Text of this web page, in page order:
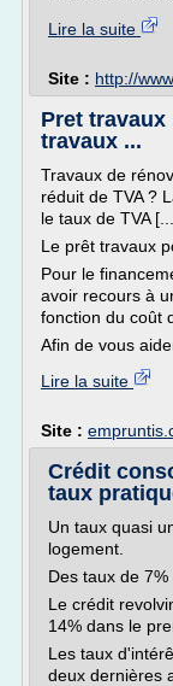
Lire la suite
Site : http://
Pret
travaux ...
Travaux de
réduit de TVA ?
le taux de TVA
Le prêt travaux
Pour le
avoir recours à
fonction du coût
Afin de vous
Lire la suite
Site :
Crédit
taux
Un taux quasi
logement.
Des taux de
Le crédit
14% dans le
Les taux
deux dernières